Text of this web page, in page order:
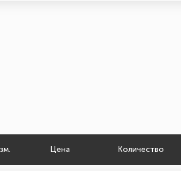
Цена Количество